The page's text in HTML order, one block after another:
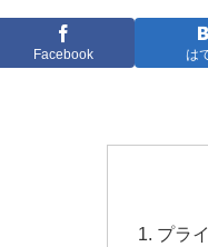
Facebook は
プラ